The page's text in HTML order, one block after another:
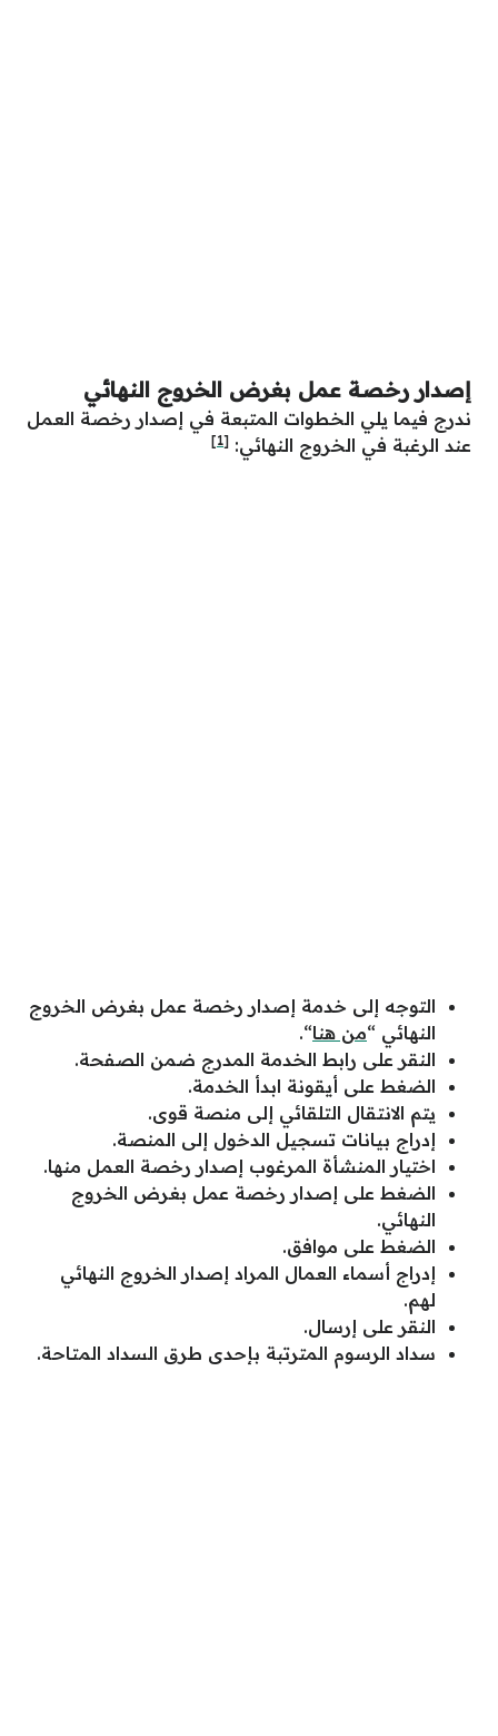
إصدار رخصة عمل بغرض الخروج النهائي
ندرج فيما يلي الخطوات المتبعة في إصدار رخصة العمل
عند الرغبة في الخروج النهائي: [1]
التوجه إلى خدمة إصدار رخصة عمل بغرض الخروج
النهائي “من هنا“.
النقر على رابط الخدمة المدرج ضمن الصفحة.
الضغط على أيقونة ابدأ الخدمة.
يتم الانتقال التلقائي إلى منصة قوى.
إدراج بيانات تسجيل الدخول إلى المنصة.
اختيار المنشأة المرغوب إصدار رخصة العمل منها.
الضغط على إصدار رخصة عمل بغرض الخروج
النهائي.
الضغط على موافق.
إدراج أسماء العمال المراد إصدار الخروج النهائي
لهم.
النقر على إرسال.
سداد الرسوم المترتبة بإحدى طرق السداد المتاحة.